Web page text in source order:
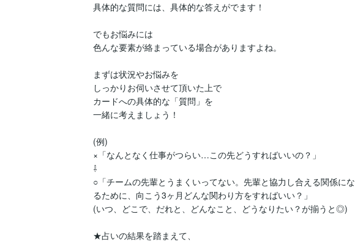
具体的な質問には、具体的な答えがでます！
でもお悩みには
色んな要素が絡まっている場合がありますよね。
まずは状況やお悩みを
しっかりお伺いさせて頂いた上で
カードへの具体的な「質問」を
一緒に考えましょう！
(例)
×「なんとなく仕事がつらい…この先どうすればいいの？」
⇩
○「チームの先輩とうまくいってない。先輩と協力し合える関係にな
るために、向こう3ヶ月どんな関わり方をすればいい？」
(いつ、どこで、だれと、どんなこと、どうなりたい？が揃うと◎)
★占いの結果を踏まえて、